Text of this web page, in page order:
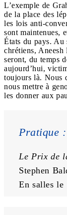
L’exemple de
de la place des
les lois anti-
sont maintenues,
États du pays. Au
chrétiens,
seront, du temps
aujourd’hui,
toujours là. Nous
nous mettre à
les donner aux
Pratique :
Le Prix de
Stephen
En salles le